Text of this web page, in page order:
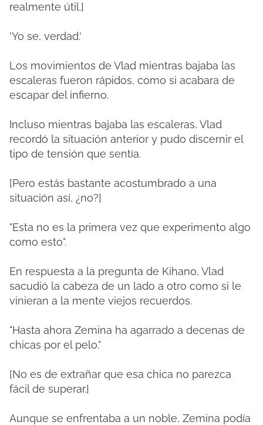
realmente útil.]
'Yo se, verdad.'
Los movimientos de Vlad mientras bajaba las
escaleras fueron rápidos, como si acabara de
escapar del infierno.
Incluso mientras bajaba las escaleras, Vlad
recordó la situación anterior y pudo discernir el
tipo de tensión que sentía.
[Pero estás bastante acostumbrado a una
situación así, ¿no?]
"Esta no es la primera vez que experimento algo
como esto".
En respuesta a la pregunta de Kihano, Vlad
sacudió la cabeza de un lado a otro como si le
vinieran a la mente viejos recuerdos.
"Hasta ahora Zemina ha agarrado a decenas de
chicas por el pelo."
[No es de extrañar que esa chica no parezca
fácil de superar.]
Aunque se enfrentaba a un noble, Zemina podía